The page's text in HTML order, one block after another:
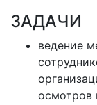
ЗАДАЧИ
ведение
осмотров